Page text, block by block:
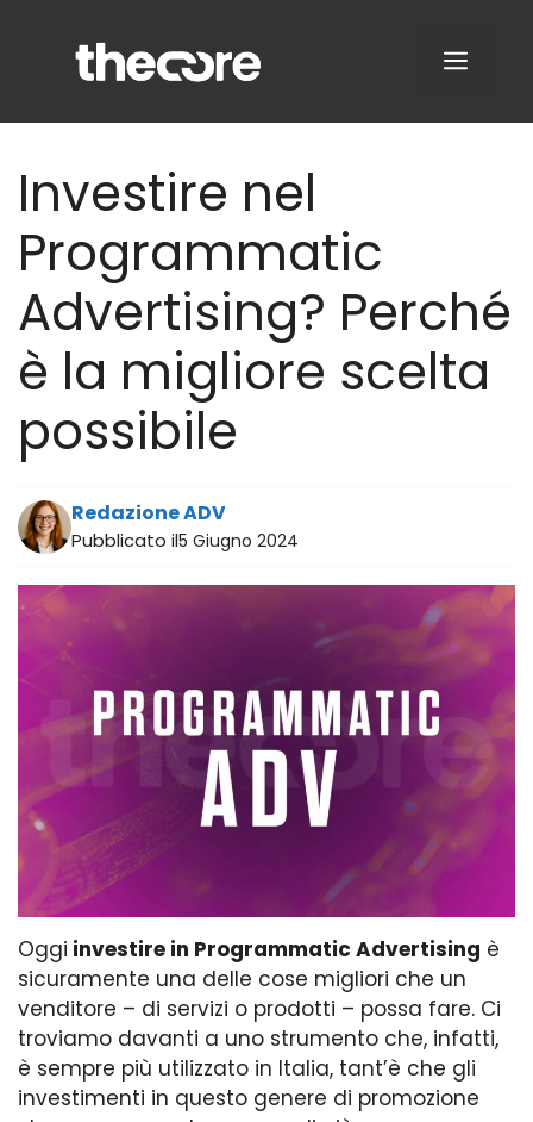
contenuto
MENU
Investire nel
Programmatic
Advertising? Perché
è la migliore scelta
possibile
Redazione ADV
Pubblicato il5 Giugno 2024
Oggi investire in Programmatic Advertising è
sicuramente una delle cose migliori che un
venditore – di servizi o prodotti – possa fare. Ci
troviamo davanti a uno strumento che, infatti,
è sempre più utilizzato in Italia, tant’è che gli
investimenti in questo genere di promozione